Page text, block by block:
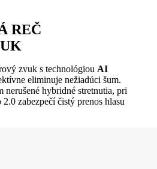
REČ
zvuk s technológiou AI
eliminuje nežiadúci šum.
hybridné stretnutia, pri
zabezpečí čistý prenos hlasu